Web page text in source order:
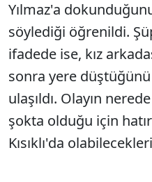
Yılmaz'a
söylediği öğrenildi.
ifadede ise, kız
sonra yere
ulaşıldı. Olayın
şokta olduğu için
Kısıklı'da